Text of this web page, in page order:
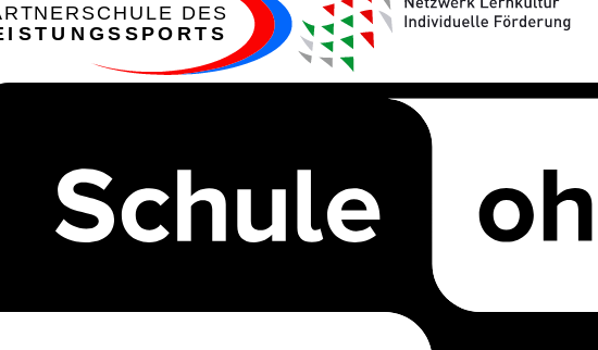
ARTNERSCHULE DES
EISTUNGSSPORTS